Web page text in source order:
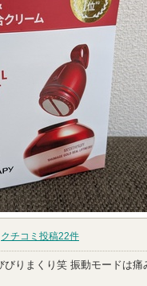
クチコミ投稿22件
りまくり笑 振動モードは